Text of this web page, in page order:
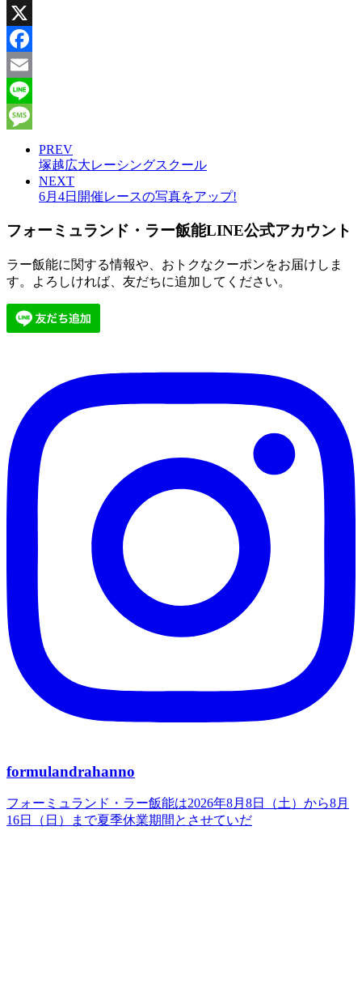
X
Facebook
Email
Line
Message
PREV
塚越広大レーシングスクール
NEXT
6月4日開催レースの写真をアップ!
フォーミュランド・ラー飯能LINE公式アカウント
ラー飯能に関する情報や、おトクなクーポンをお届けしま
す。よろしければ、友だちに追加してください。
formulandrahanno
フォーミュランド・ラー飯能は2026年8月8日（土）から8月
16日（日）まで夏季休業期間とさせていだ